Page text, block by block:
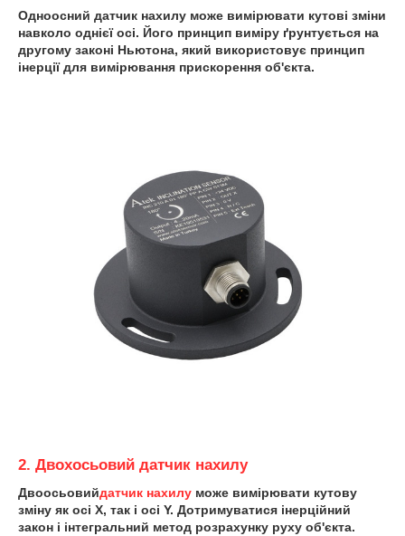
Одноосний датчик нахилу може вимірювати кутові зміни
навколо однієї осі. Його принцип виміру ґрунтується на
другому законі Ньютона, який використовує принцип
інерції для вимірювання прискорення об'єкта.
2. Двохосьовий датчик нахилу
Двоосьовийдатчик нахилу може вимірювати кутову
зміну як осі X, так і осі Y. Дотримуватися інерційний
закон і інтегральний метод розрахунку руху об'єкта.